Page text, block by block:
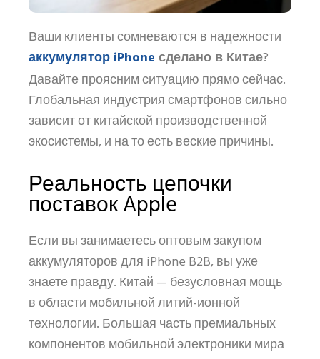
Ваши клиенты сомневаются в надежности
аккумулятор iPhone сделано в Китае?
Давайте проясним ситуацию прямо сейчас.
Глобальная индустрия смартфонов сильно
зависит от китайской производственной
экосистемы, и на то есть веские причины.
Реальность цепочки
поставок Apple
Если вы занимаетесь оптовым закупом
аккумуляторов для iPhone B2B, вы уже
знаете правду. Китай — безусловная мощь
в области мобильной литий-ионной
технологии. Большая часть премиальных
компонентов мобильной электроники мира